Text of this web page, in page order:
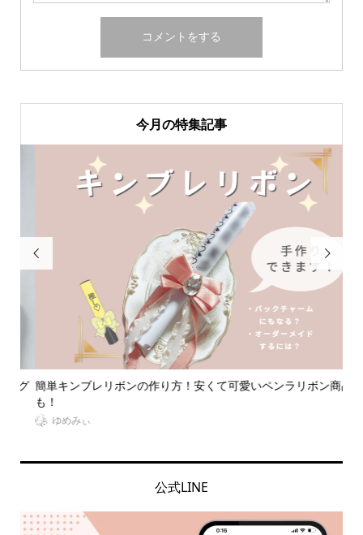
今月の特集記事

簡単キンブレリボンの作り方！安くて可愛いペンラリボン商品
も！
ゆめみぃ

公式LINE